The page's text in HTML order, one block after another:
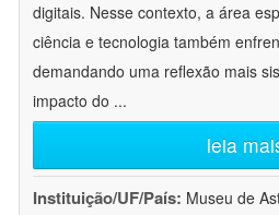
digitais. Nesse contexto, a área
ciência e tecnologia também
demandando uma reflexão mais
impacto do ...
leia
Instituição/UF/País: Museu de